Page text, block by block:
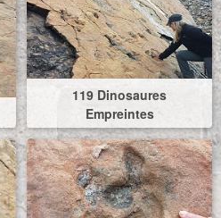
119 Dinosaures
Empreintes